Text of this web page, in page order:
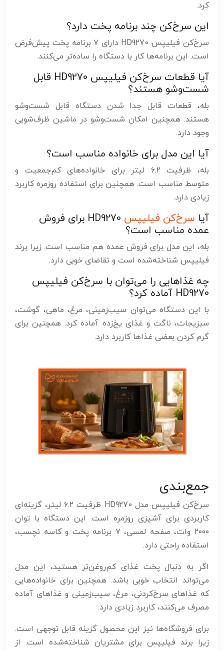
کرد.
این سرخ‌کن چند برنامه پخت دارد؟
سرخ‌کن فیلیپس HD9270 دارای ۷ برنامه پخت پیش‌فرض
است. این برنامه‌ها کار با دستگاه را ساده‌تر می‌کنند.
آیا قطعات سرخ‌کن فیلیپس HD9270 قابل
شست‌وشو هستند؟
بله، قطعات قابل جدا شدن دستگاه قابل شست‌وشو
هستند. همچنین امکان شست‌وشو در ماشین ظرف‌شویی
وجود دارد.
آیا این مدل برای خانواده مناسب است؟
بله، ظرفیت ۶.۲ لیتر برای خانواده‌های کم‌جمعیت و
متوسط مناسب است. همچنین برای استفاده روزمره کاربرد
زیادی دارد.
آیا سرخ‌کن فیلیپس
HD9270 برای فروش
عمده مناسب است؟
بله، این مدل برای فروش عمده هم مناسب است. زیرا برند
فیلیپس شناخته‌شده است و تقاضای خوبی دارد.
چه غذاهایی را می‌توان با سرخ‌کن فیلیپس
HD9270 آماده کرد؟
با این دستگاه می‌توان سیب‌زمینی، مرغ، ماهی، گوشت،
سبزیجات، ناگت و غذای یخ‌زده آماده کرد. همچنین برای
گرم کردن بعضی غذاها کاربرد دارد.
جمع‌بندی
سرخ‌کن فیلیپس مدل HD9270 ظرفیت ۶.۲ لیتر، گزینه‌ای
کاربردی برای آشپزی روزمره است. این دستگاه با توان
۲۰۰۰ وات، صفحه لمسی، ۷ برنامه پخت و کاسه نچسب،
استفاده راحتی دارد.
اگر به دنبال پخت غذای کم‌روغن‌تر هستید، این مدل
می‌تواند انتخاب خوبی باشد. همچنین برای خانواده‌هایی
که غذاهای سرخ‌کردنی، مرغ، سیب‌زمینی و غذاهای آماده
مصرف می‌کنند، کاربرد زیادی دارد.
برای فروشگاه‌ها نیز این محصول گزینه قابل توجهی است.
زیرا برند فیلیپس برای مشتریان شناخته‌شده است. از